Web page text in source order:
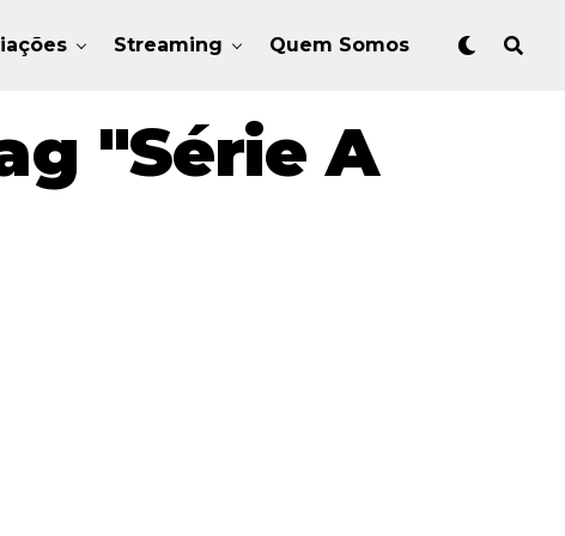
Streaming Quem Somos
"Série A